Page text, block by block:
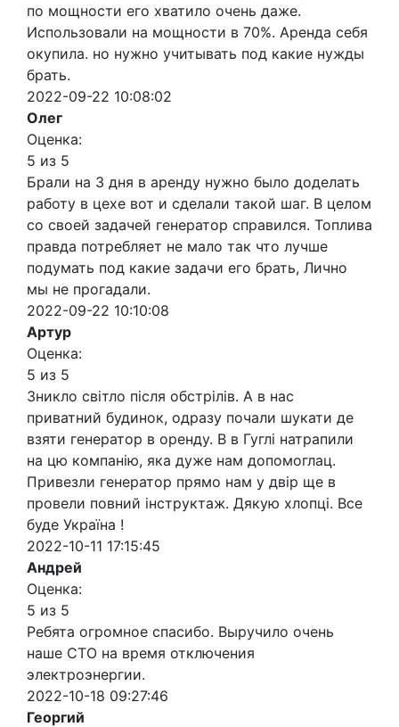
по мощности его хватило очень даже.
Использовали на мощности в 70%. Аренда себя
окупила. но нужно учитывать под какие нужды
брать.
2022-09-22 10:08:02
Олег
Оценка:
5 из 5
Брали на 3 дня в аренду нужно было доделать
работу в цехе вот и сделали такой шаг. В целом
со своей задачей генератор справился. Топлива
правда потребляет не мало так что лучше
подумать под какие задачи его брать, Лично
мы не прогадали.
2022-09-22 10:10:08
Артур
Оценка:
5 из 5
Зникло світло після обстрілів. А в нас
приватний будинок, одразу почали шукати де
взяти генератор в оренду. В в Гуглі натрапили
на цю компанію, яка дуже нам допомоглац.
Привезли генератор прямо нам у двір ще в
провели повний інструктаж. Дякую хлопці. Все
буде Україна !
2022-10-11 17:15:45
Андрей
Оценка:
5 из 5
Ребята огромное спасибо. Выручило очень
наше СТО на время отключения
электроэнергии.
2022-10-18 09:27:46
Георгий